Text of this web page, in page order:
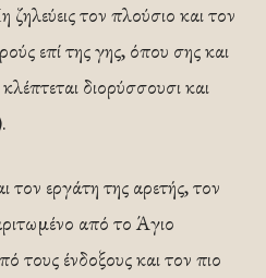
τον πλούσιο και τον
επί της γης, όπου σης και
διορύσσουσι και
τον εργάτη της αρετής, τον
από το Άγιο
τους ένδοξους και τον πιο